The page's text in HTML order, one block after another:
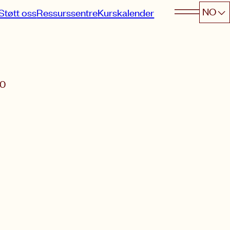
ossRessurssentreKurskalender NO